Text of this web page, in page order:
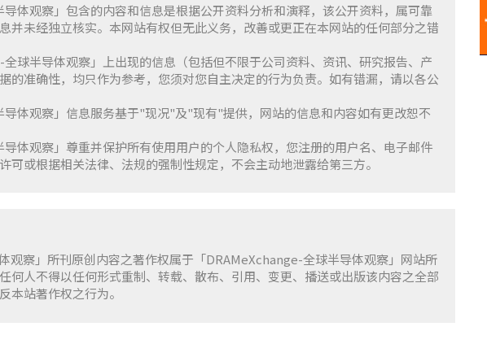
体观察」包含的内容和信息是根据公开资料分析和演释，该公开资料，属可靠
并未经独立核实。本网站有权但无此义务，改善或更正在本网站的任何部分之错
球半导体观察」上出现的信息（包括但不限于公司资料、资讯、研究报告、产
的准确性，均只作为参考，您须对您自主决定的行为负责。如有错漏，请以各公
体观察」信息服务基于"现况"及"现有"提供，网站的信息和内容如有更改恕不
体观察」尊重并保护所有使用用户的个人隐私权，您注册的用户名、电子邮件
可或根据相关法律、法规的强制性规定，不会主动地泄露给第三方。
观察」所刊原创内容之著作权属于「DRAMeXchange-全球半导体观察」网站所
何人不得以任何形式重制、转载、散布、引用、变更、播送或出版该内容之全部
本站著作权之行为。